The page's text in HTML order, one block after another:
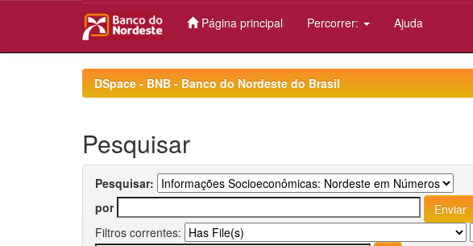
Página principal Percorrer: Ajuda
DSpace - BNB - Banco do Nordeste do Brasil
Pesquisar
Pesquisar:
por
Filtros correntes: